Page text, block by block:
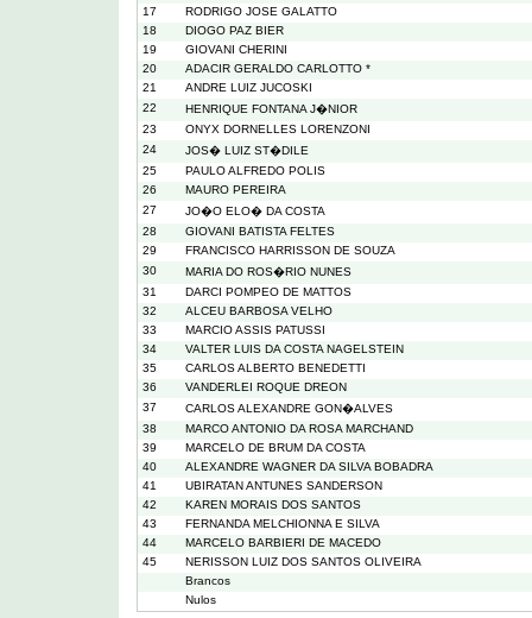
17
RODRIGO JOSE GALATTO
18
DIOGO PAZ BIER
19
GIOVANI CHERINI
20
ADACIR GERALDO CARLOTTO *
21
ANDRE LUIZ JUCOSKI
22
HENRIQUE FONTANA J�NIOR
23
ONYX DORNELLES LORENZONI
24
JOS� LUIZ ST�DILE
25
PAULO ALFREDO POLIS
26
MAURO PEREIRA
27
JO�O ELO� DA COSTA
28
GIOVANI BATISTA FELTES
29
FRANCISCO HARRISSON DE SOUZA
30
MARIA DO ROS�RIO NUNES
31
DARCI POMPEO DE MATTOS
32
ALCEU BARBOSA VELHO
33
MARCIO ASSIS PATUSSI
34
VALTER LUIS DA COSTA NAGELSTEIN
35
CARLOS ALBERTO BENEDETTI
36
VANDERLEI ROQUE DREON
37
CARLOS ALEXANDRE GON�ALVES
38
MARCO ANTONIO DA ROSA MARCHAND
39
MARCELO DE BRUM DA COSTA
40
ALEXANDRE WAGNER DA SILVA BOBADRA
41
UBIRATAN ANTUNES SANDERSON
42
KAREN MORAIS DOS SANTOS
43
FERNANDA MELCHIONNA E SILVA
44
MARCELO BARBIERI DE MACEDO
45
NERISSON LUIZ DOS SANTOS OLIVEIRA
Brancos
Nulos